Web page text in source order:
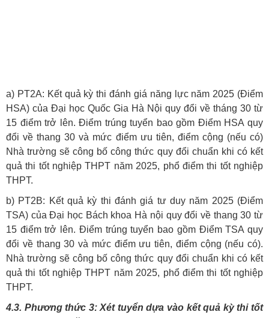
a) PT2A: Kết quả kỳ thi đánh giá năng lực năm 2025 (Điểm
HSA) của Đại học Quốc Gia Hà Nội quy đổi về tháng 30 từ
15 điểm trở lên. Điểm trúng tuyển bao gồm Điểm HSA quy
đổi về thang 30 và mức điểm ưu tiên, điểm cộng (nếu có)
Nhà trường sẽ công bố công thức quy đổi chuẩn khi có kết
quả thi tốt nghiệp THPT năm 2025, phổ điểm thi tốt nghiệp
THPT.
b) PT2B: Kết quả kỳ thi đánh giá tư duy năm 2025 (Điểm
TSA) của Đại học Bách khoa Hà nội quy đổi về thang 30 từ
15 điểm trở lên. Điểm trúng tuyển bao gồm Điểm TSA quy
đổi về thang 30 và mức điểm ưu tiên, điểm cộng (nếu có).
Nhà trường sẽ công bố công thức quy đổi chuẩn khi có kết
quả thi tốt nghiệp THPT năm 2025, phổ điểm thi tốt nghiệp
THPT.
4.3. Phương thức 3: Xét tuyển dựa vào kết quả kỳ thi tốt